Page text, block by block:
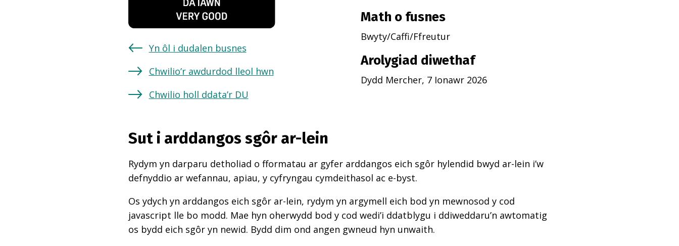
Yn ôl i dudalen busnes
Chwilio’r awdurdod lleol hwn
Chwilio holl ddata’r DU
Math o fusnes
Bwyty/Caffi/Ffreutur
Arolygiad diwethaf
Dydd Mercher, 7 Ionawr 2026
Sut i arddangos sgôr ar-lein
Rydym yn darparu detholiad o fformatau ar gyfer arddangos eich sgôr hylendid bwyd ar-lein i’w
defnyddio ar wefannau, apiau, y cyfryngau cymdeithasol ac e-byst.
Os ydych yn arddangos eich sgôr ar-lein, rydym yn argymell eich bod yn mewnosod y cod
javascript lle bo modd. Mae hyn oherwydd bod y cod wedi’i ddatblygu i ddiweddaru’n awtomatig
os bydd eich sgôr yn newid. Bydd dim ond angen gwneud hyn unwaith.